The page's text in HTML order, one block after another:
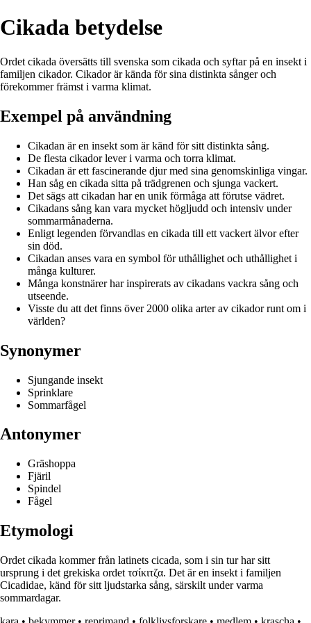
Cikada betydelse
Ordet cikada översätts till svenska som cikada och syftar på en insekt i
familjen cikador. Cikador är kända för sina distinkta sånger och
förekommer främst i varma klimat.
Exempel på användning
Cikadan är en insekt som är känd för sitt distinkta sång.
De flesta cikador lever i varma och torra klimat.
Cikadan är ett fascinerande djur med sina genomskinliga vingar.
Han såg en cikada sitta på trädgrenen och sjunga vackert.
Det sägs att cikadan har en unik förmåga att förutse vädret.
Cikadans sång kan vara mycket högljudd och intensiv under
sommarmånaderna.
Enligt legenden förvandlas en cikada till ett vackert älvor efter
sin död.
Cikadan anses vara en symbol för uthållighet och uthållighet i
många kulturer.
Många konstnärer har inspirerats av cikadans vackra sång och
utseende.
Visste du att det finns över 2000 olika arter av cikador runt om i
världen?
Synonymer
Sjungande insekt
Sprinklare
Sommarfågel
Antonymer
Gräshoppa
Fjäril
Spindel
Fågel
Etymologi
Ordet cikada kommer från latinets cicada, som i sin tur har sitt
ursprung i det grekiska ordet τσίκιτζα. Det är en insekt i familjen
Cicadidae, känd för sitt ljudstarka sång, särskilt under varma
sommardagar.